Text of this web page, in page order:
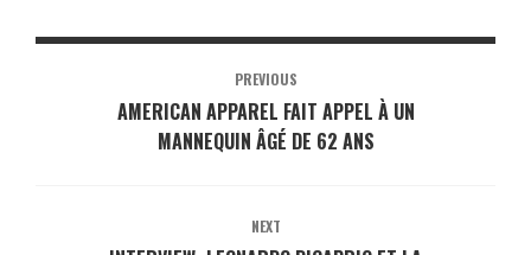
PREVIOUS
AMERICAN APPAREL FAIT APPEL À UN
MANNEQUIN ÂGÉ DE 62 ANS
NEXT